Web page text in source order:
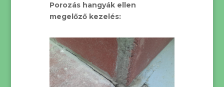
Porozás hangyák ellen
megelőző kezelés: